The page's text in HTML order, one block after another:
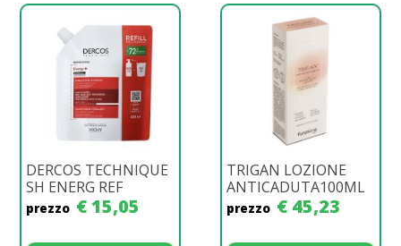
DERCOS TECHNIQUE
SH ENERG REF
prezzo € 15,05
TRIGAN LOZIONE
ANTICADUTA100ML
prezzo € 45,23